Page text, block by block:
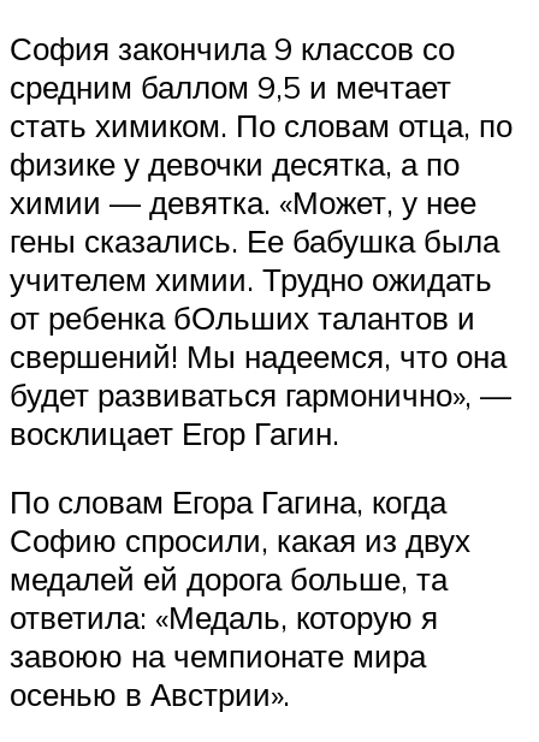
София закончила 9 классов со
средним баллом 9,5 и мечтает
стать химиком. По словам отца, по
физике у девочки десятка, а по
химии — девятка. «Может, у нее
гены сказались. Ее бабушка была
учителем химии. Трудно ожидать
от ребенка бОльших талантов и
свершений! Мы надеемся, что она
будет развиваться гармонично», —
восклицает Егор Гагин.
По словам Егора Гагина, когда
Софию спросили, какая из двух
медалей ей дорога больше, та
ответила: «Медаль, которую я
завоюю на чемпионате мира
осенью в Австрии».